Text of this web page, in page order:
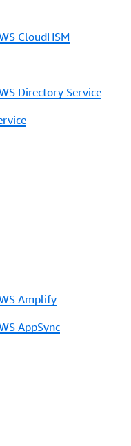
CloudHSM
Directory Service
Amplify
AppSync